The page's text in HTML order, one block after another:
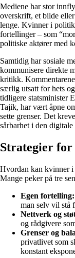
Mediene har stor
overskrift, et bilde
lenge. Kvinner i
fortellinger – som
politiske aktører med
Samtidig har sosiale
kommunisere direkte
kritikk.
særlig utsatt for hets
tidligere statsminister
Tajik, har vært åpne
sette grenser. Det
sårbarhet i den
Strategier for
Hvordan kan kvinner i
Mange peker på tre
Egen fortelling:
man selv vil stå
Nettverk og
og rådgivere
Grenser og
privatlivet som
konstant